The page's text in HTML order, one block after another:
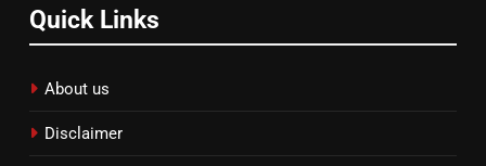
Quick Links
About us
Disclaimer